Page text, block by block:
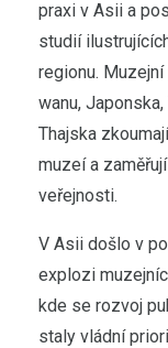
praxi v Asii a
studií
regionu.
wanu,
Thajska
muzeí a
veřejnosti.
V Asii došlo v
explozi
kde se rozvoj
staly vládní